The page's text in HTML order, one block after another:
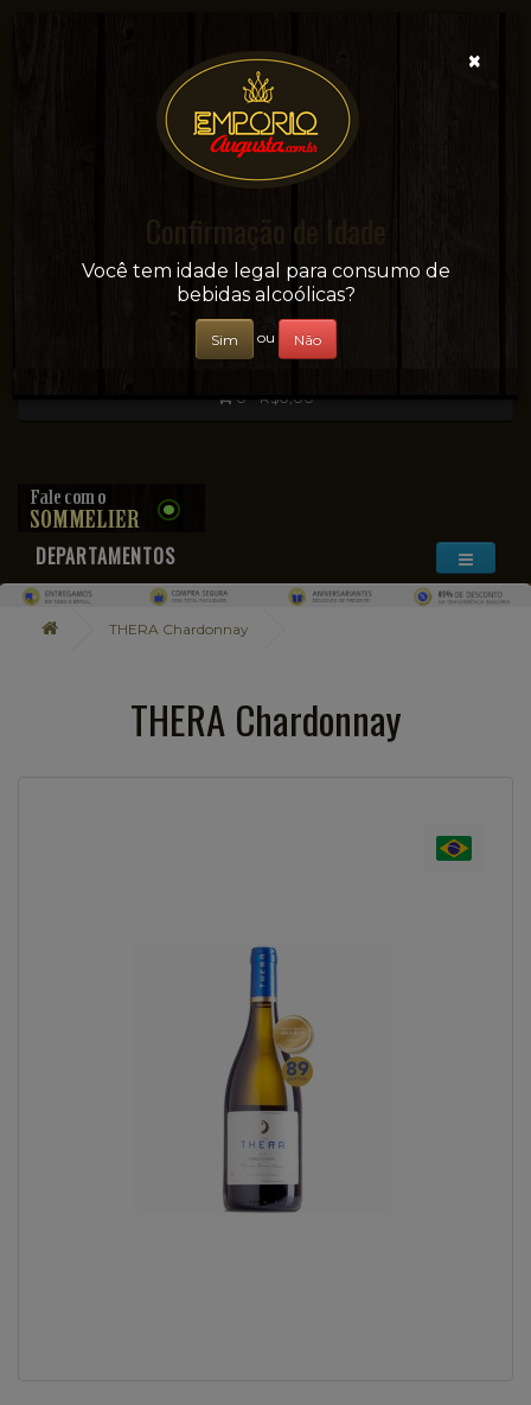
Sua conveniência e adega on-line!
0 - R$0,00
DEPARTAMENTOS
THERA Chardonnay
THERA Chardonnay
×
Confirmação de Idade
Você tem idade legal para consumo de
bebidas alcoólicas?
Sim ou Não